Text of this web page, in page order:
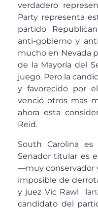
verdadero
Party representa
partido
anti-gobierno y
mucho en Nevada
de la Mayoría del
juego. Pero la
y favorecido por
venció otros mas
ahora esta
Reid.
South Carolina
Senador titular es
—muy conservador
imposible de
y juez Vic Rawl
candidato del